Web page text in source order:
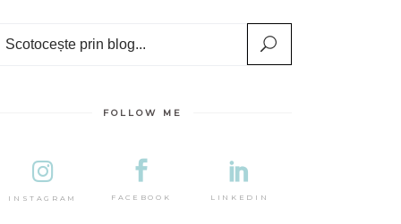
FOLLOW ME
INSTAGRAM FACEBOOK LINKEDIN